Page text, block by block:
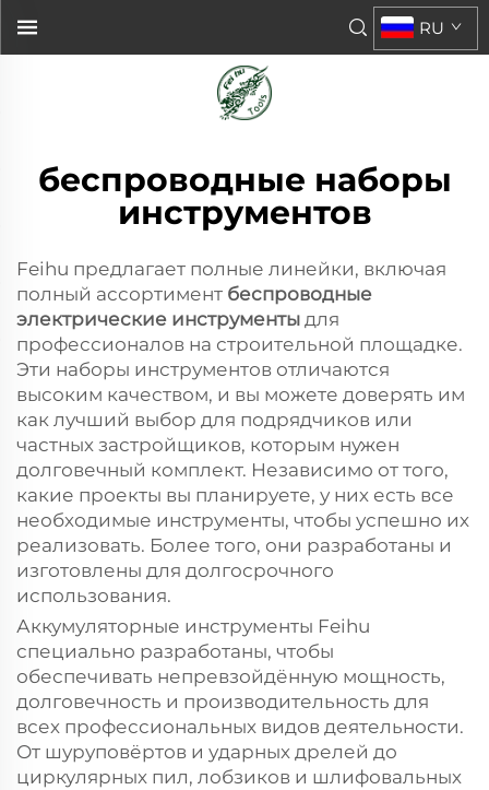
RU
беспроводные наборы
инструментов
Feihu предлагает полные линейки, включая
полный ассортимент беспроводные
электрические инструменты для
профессионалов на строительной площадке.
Эти наборы инструментов отличаются
высоким качеством, и вы можете доверять им
как лучший выбор для подрядчиков или
частных застройщиков, которым нужен
долговечный комплект. Независимо от того,
какие проекты вы планируете, у них есть все
необходимые инструменты, чтобы успешно их
реализовать. Более того, они разработаны и
изготовлены для долгосрочного
использования.
Аккумуляторные инструменты Feihu
специально разработаны, чтобы
обеспечивать непревзойдённую мощность,
долговечность и производительность для
всех профессиональных видов деятельности.
От шуруповёртов и ударных дрелей до
циркулярных пил, лобзиков и шлифовальных